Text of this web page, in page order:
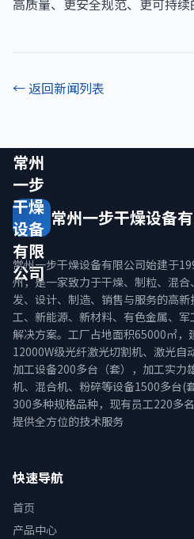
高质量、更安全规范、更可持续
← 返回新闻列表
常州
一步
干燥
设备
有限
公司
常州一步干燥设备
常州一步干燥设备有限公司始建于
州，是一家致力于干燥、制粒、混
发、设计、制造、销售与服务的高
工、新能源、新材料、有色金属、
解决方案。工厂占地面积65000㎡，
12000W级光纤激光切割机、激光自
加工设备200多台（套），加工实力
机、混合机、粉碎等设备1500多台(
300多种规格品种，现有员工220多
提供全方位的技术服务
快速导航
首页
产品中心